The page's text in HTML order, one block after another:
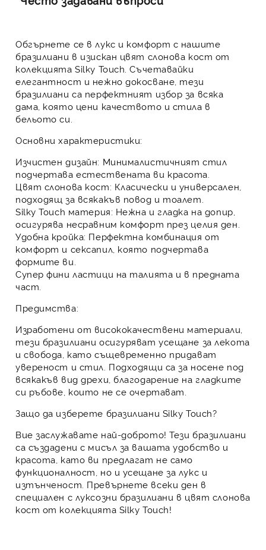
Обгърнете се в лукс и комфорт с нашите
бразилиани в изискан цвят слонова кост от
колекцията Silky Touch. Съчетавайки
елегантност и нежно докосване, тези
бразилиани са перфектният избор за всяка
дама, която цени качеството и стила в
бельото си.
Основни характеристики:
Изчистен дизайн: Минималистичният стил
подчертава естествената ви красота.
Цвят слонова кост: Класически и универсален,
подходящ за всякакъв повод и тоалет.
Silky Touch материя: Нежна и гладка на допир,
осигурява несравним комфорт през целия ден.
Удобна кройка: Перфектна комбинация от
комфорт и сексапил, която подчертава
формите ви.
Супер фини ластици на талията и в предната
част.
Предимства:
Изработени от висококачествени материали,
тези бразилиани осигуряват усещане за лекота
и свобода, като същевременно придават
увереност и стил. Подходящи са за носене под
всякакъв вид дрехи, благодарение на гладките
си ръбове, които не се очертават.
Защо да изберете бразилиани Silky Touch?
Вие заслужавате най-доброто! Тези бразилиани
са създадени с мисъл за вашата удобство и
красота, като ви предлагат не само
функционалност, но и усещане за лукс и
изтънченост. Превърнете всеки ден в
специален с луксозни бразилиани в цвят слонова
кост от колекцията Silky Touch!